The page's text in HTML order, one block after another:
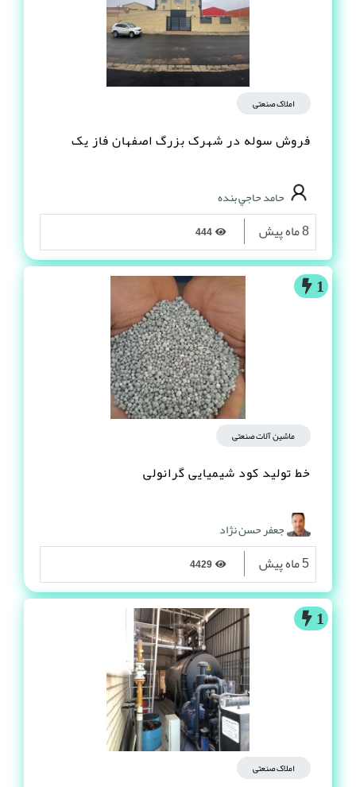
املاک صنعتی
فروش سوله در شهرک بزرگ اصفهان فاز یک
حامد حاجي بنده
8 ماه پیش
1
ماشین آلات صنعتی
خط تولید کود شیمیایی گرانولی
جعفر حسن نژاد
5 ماه پیش
1
املاک صنعتی